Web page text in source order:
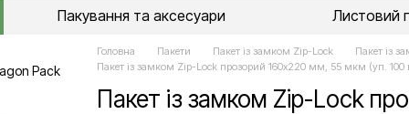
Пакування та аксесуари Листовий
Головна Пакети Пакет із замком Zip-Lock
Пакет із
Пакет із замком Zip-Lock прозорий 160х220 мм, 55 мкм (уп. 100
Пакет із замком Zip-Lock